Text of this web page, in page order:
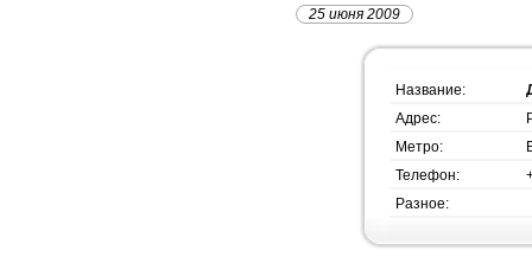
25 июня 2009
Название:
Адрес:
Метро:
Телефон:
Разное: